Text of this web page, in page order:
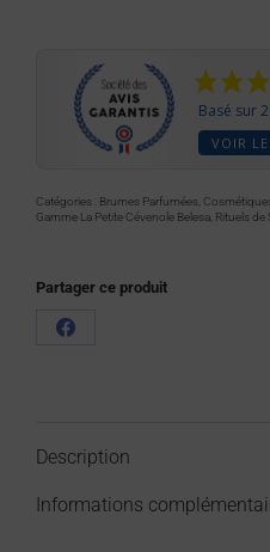
Basé sur
VOIR
Catégories : Brumes Parfumées
Gamme La Petite Cévenole Belesa Rituels de
Partager ce produit
Description
Informations